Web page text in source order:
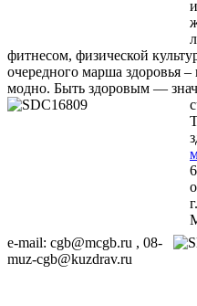
фитнесом, физической
очередного марша здоровья
модно. Быть здоровым —
e-mail: cgb@mcgb.ru , 08-
muz-cgb@kuzdrav.ru